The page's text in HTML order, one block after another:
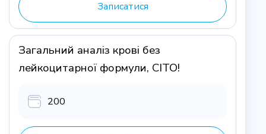
Записатися
Загальний аналіз крові без
лейкоцитарної формули, CITO!
200